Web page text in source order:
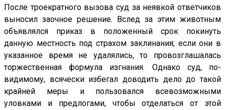
После троекратного вызова суд за неявкой ответчиков
выносил заочное решение. Вслед за этим животным
объявлялся приказ в положенный срок покинуть
данную местность под страхом заклинания; если они в
указанное время не удалялись, то провозглашалась
торжественная формула изгнания. Однако суд, по-
видимому, всячески избегал доводить дело до такой
крайней меры и пользовался всевозможными
уловками и предлогами, чтобы отделаться от этой